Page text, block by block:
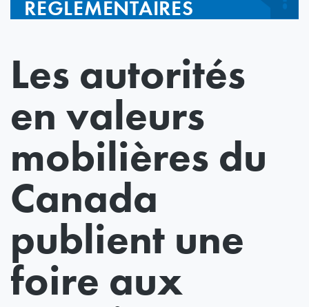
RÉGLEMENTAIRES
Les autorités
en valeurs
mobilières du
Canada
publient une
foire aux